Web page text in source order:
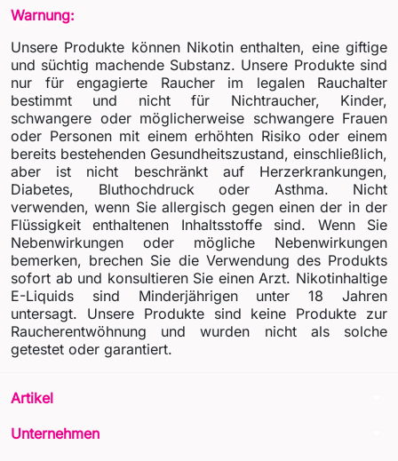
Warnung:
Unsere Produkte können Nikotin enthalten, eine giftige
und süchtig machende Substanz. Unsere Produkte sind
nur für engagierte Raucher im legalen Rauchalter
bestimmt und nicht für Nichtraucher, Kinder,
schwangere oder möglicherweise schwangere Frauen
oder Personen mit einem erhöhten Risiko oder einem
bereits bestehenden Gesundheitszustand, einschließlich,
aber ist nicht beschränkt auf Herzerkrankungen,
Diabetes, Bluthochdruck oder Asthma. Nicht
verwenden, wenn Sie allergisch gegen einen der in der
Flüssigkeit enthaltenen Inhaltsstoffe sind. Wenn Sie
Nebenwirkungen oder mögliche Nebenwirkungen
bemerken, brechen Sie die Verwendung des Produkts
sofort ab und konsultieren Sie einen Arzt. Nikotinhaltige
E-Liquids sind Minderjährigen unter 18 Jahren
untersagt. Unsere Produkte sind keine Produkte zur
Raucherentwöhnung und wurden nicht als solche
getestet oder garantiert.
Artikel
Unternehmen